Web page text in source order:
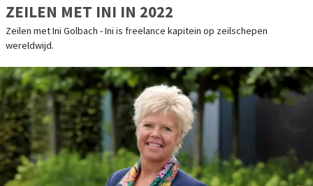
ZEILEN MET INI IN 2022
Zeilen met Ini Golbach - Ini is freelance kapitein op zeilschepen
wereldwijd.